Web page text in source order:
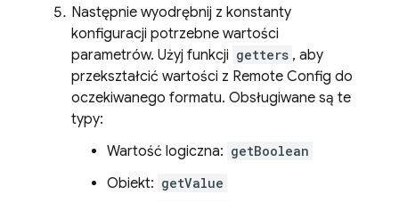
Następnie wyodrębnij z konstanty
konfiguracji potrzebne wartości
parametrów. Użyj funkcji getters , aby
przekształcić wartości z Remote Config do
oczekiwanego formatu. Obsługiwane są te
typy:
Wartość logiczna: getBoolean
Obiekt: getValue